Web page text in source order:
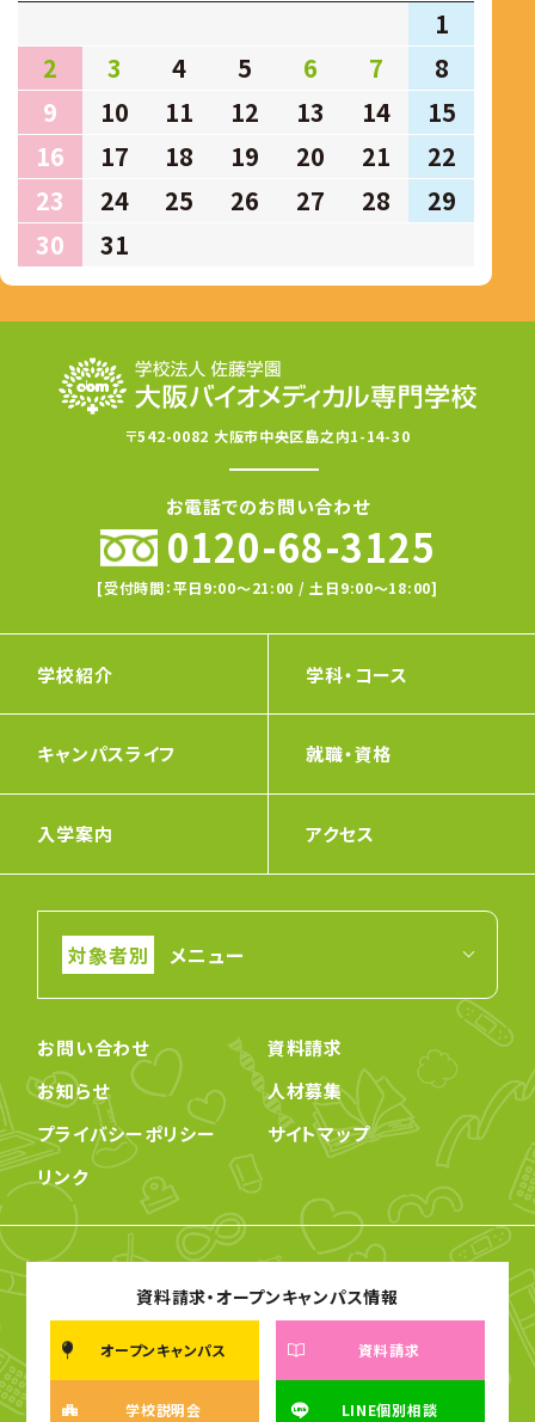
1
2
3 4 5 6 7
8
9
10 11 12 13 14
15
16
17 18 19 20 21
22
23
24 25 26 27 28
29
30
31
〒542-0082 大阪市中央区島之内1-14-30
お電話でのお問い合わせ
0120-68-3125
[受付時間：平日9:00〜21:00 / 土日9:00〜18:00]
学校紹介 学科・コース
キャンパスライフ 就職・資格
入学案内 アクセス
メニュー
お問い合わせ
資料請求
お知らせ
人材募集
プライバシーポリシー
サイトマップ
リンク
資料請求・オープンキャンパス情報
オープンキャンパス 資料請求
学校説明会 LINE個別相談